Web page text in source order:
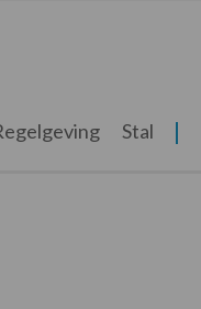
Stal